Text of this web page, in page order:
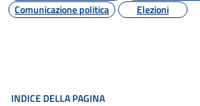
Comunicazione politica
Elezioni
INDICE DELLA PAGINA